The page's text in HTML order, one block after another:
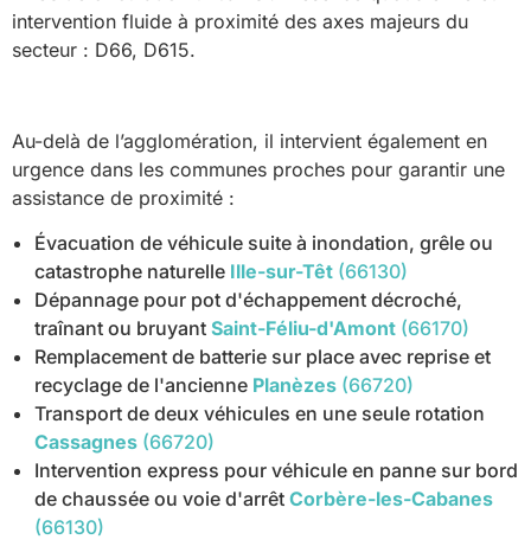
intervention fluide à proximité des axes majeurs du
secteur : D66, D615.
Au-delà de l’agglomération, il intervient également en
urgence dans les communes proches pour garantir une
assistance de proximité :
Évacuation de véhicule suite à inondation, grêle ou
catastrophe naturelle Ille-sur-Têt (66130)
Dépannage pour pot d'échappement décroché,
traînant ou bruyant Saint-Féliu-d'Amont (66170)
Remplacement de batterie sur place avec reprise et
recyclage de l'ancienne Planèzes (66720)
Transport de deux véhicules en une seule rotation
Cassagnes (66720)
Intervention express pour véhicule en panne sur bord
de chaussée ou voie d'arrêt Corbère-les-Cabanes
(66130)